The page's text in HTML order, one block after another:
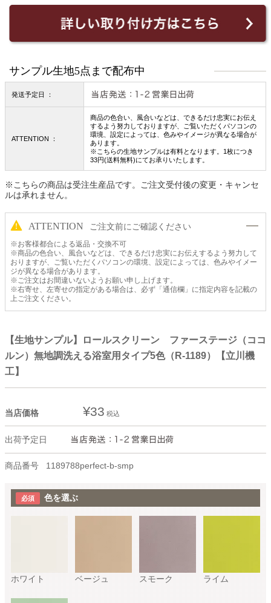
サンプル生地5点まで配布中
発送予定日 ：
ATTENTION ：
商品の色合い、風合いなどは、できるだけ忠実にお伝え
するよう努力しておりますが、ご覧いただくパソコンの
環境、設定によっては、色みやイメージが異なる場合が
あります。
※こちらの生地サンプルは有料となります。1枚につき
33円(送料無料)にてお承りいたします。
※こちらの商品は受注生産品です。ご注文受付後の変更・キャンセ
ルは承れません。
ATTENTION ご注文前にご確認ください
※お客様都合による返品・交換不可
※商品の色合い、風合いなどは、できるだけ忠実にお伝えするよう努力して
おりますが、ご覧いただくパソコンの環境、設定によっては、色みやイメー
ジが異なる場合があります。
※ご注文はお間違いないようお願い申し上げます。
※右寄せ、左寄せの指定がある場合は、必ず「通信欄」に指定内容を記載の
上ご注文ください。
【生地サンプル】ロールスクリーン ファーステージ（ココ
ルン）無地調洗える浴室用タイプ5色（R-1189）【立川機
工】
当店価格 ¥33 税込
出荷予定日
商品番号 1189788perfect-b-smp
色を選ぶ
ホワイト ベージュ スモーク ライム